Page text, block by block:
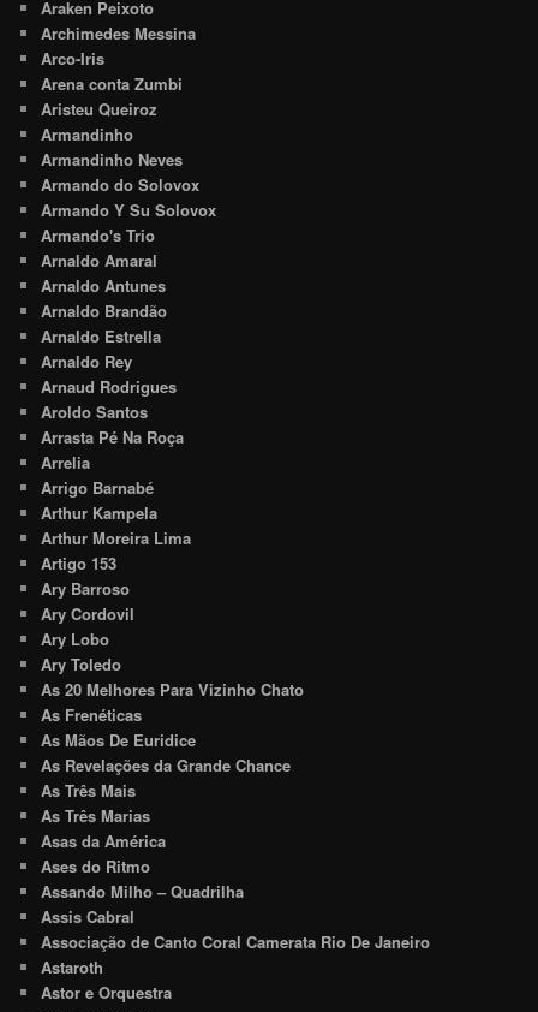
Araken Peixoto
Archimedes Messina
Arco-Iris
Arena conta Zumbi
Aristeu Queiroz
Armandinho
Armandinho Neves
Armando do Solovox
Armando Y Su Solovox
Armando's Trio
Arnaldo Amaral
Arnaldo Antunes
Arnaldo Brandão
Arnaldo Estrella
Arnaldo Rey
Arnaud Rodrigues
Aroldo Santos
Arrasta Pé Na Roça
Arrelia
Arrigo Barnabé
Arthur Kampela
Arthur Moreira Lima
Artigo 153
Ary Barroso
Ary Cordovil
Ary Lobo
Ary Toledo
As 20 Melhores Para Vizinho Chato
As Frenéticas
As Mãos De Euridice
As Revelações da Grande Chance
As Três Mais
As Três Marias
Asas da América
Ases do Ritmo
Assando Milho – Quadrilha
Assis Cabral
Associação de Canto Coral Camerata Rio De Janeiro
Astaroth
Astor e Orquestra